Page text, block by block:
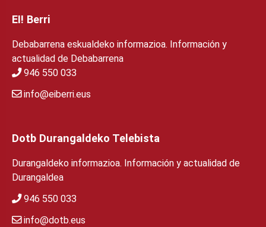
EI! Berri
Debabarrena eskualdeko informazioa. Información y
actualidad de Debabarrena
946 550 033
info@eiberri.eus
Dotb Durangaldeko Telebista
Durangaldeko informazioa. Información y actualidad de
Durangaldea
946 550 033
info@dotb.eus